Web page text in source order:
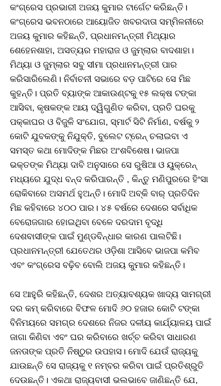
କଂଗ୍ରେସ ପ୍ରଭାରୀ ଅଜୟ କୁମାର ଟାର୍ଗେଟ କରିଛନ୍ତି।
କଂଗ୍ରେସ ଭବନଠାରେ ଆୟୋଜିତ ଖବରଦାତା ସମ୍ମିଳନୀରେ
ଅଜୟ କୁମାର କହିଛନ୍ତି, ପ୍ରଧାନମନ୍ତ୍ରୀ ମିଥ୍ୟାର
ଶେହେନଶାହା, ଅସତ୍ୟର ମହାରାଜ ଓ ଜୁମ୍‌ଲାର ବାଦଶାହା।
ମିଥ୍ୟା ଓ ଜୁମ୍‌ଲାର ସବୁ ସୀମା ପ୍ରଧାନମନ୍ତ୍ରୀ ପାର
କରିସାରିଲେଣି। ନିର୍ବାଚନୀ ସଭାରେ ବଡ଼ ପାଟିରେ ସେ ମିଛ
କୁହନ୍ତି। ପ୍ରତି ବ୍ୟାଙ୍କ ଆକାଉଣ୍ଟକୁ ୧୫ ଲକ୍ଷ ଟଙ୍କା
ଆସିବା, କୃଷକଙ୍କ ଆୟ ଦ୍ୱିଗୁଣିତ କରିବା, ପ୍ରତି ଘରକୁ
ପକ୍କାଘର ଓ ବିଜୁଳି ସଂଯୋଗ, ସ୍ମାର୍ଟ ସିଟି ନିର୍ମାଣ, ବର୍ଷକୁ ୨
କୋଟି ଯୁବକଙ୍କୁ ନିଯୁକ୍ତି, ବୁଲେଟ ଟ୍ରେନ୍‌ ଚଲାଇବା ଏ
ସମସ୍ତ କଥା ମୋଦିଙ୍କ ମିଛର ଅଂଶବିଶେଷ। ଭାଜପା
ଭକ୍ତଙ୍କ ମିଥ୍ୟା ଦାବି ଅନୁସାରେ ସେ ରୁଷିଆ ଓ ୟୁକ୍ରେନ୍‌
ମଧ୍ୟରେ ଯୁଦ୍ଧ ବନ୍ଦ କରିପାରନ୍ତି , କିନ୍ତୁ ମଣିପୁରରେ ହିଂସା
ରୋକିବାରେ ଅସମର୍ଥ ହୁଅନ୍ତି। ମୋଦି ଅବ୍‌କି ବାର୍‌ ପ୍ରତିଦିନ
ମିଛ କହିବାରେ ୪୦୦ ପାର। ୪୫ ବର୍ଷରେ ଦେଶରେ ସର୍ବାଧିକ
ବେରୋଜଗାର ହୋଇଥିବା ବେଳେ ଦରଦାମ ବୃଦ୍ଧି
ଦେଶବାସୀଙ୍କ ପାଇଁ ମୁଣ୍ଡବିନ୍ଧାର କାରଣ ପାଲଟିଛି।
ପ୍ରଧାନମନ୍ତ୍ରୀ ଯେତେଥର ଓଡ଼ିଶା ଆସିବେ ଭାଜପା କମିବ
ଏବଂ କଂଗ୍ରେସ ବଢ଼ିବ ବୋଲି ଅଜୟ କୁମାର କହିଛନ୍ତି।
ସେ ଆହୁରି କହିଛନ୍ତି, ଦେଶର ଅତ୍ୟାବଶ୍ୟକ ଖାଦ୍ୟ ସାମଗ୍ରୀ
ଦର କମ୍‌ କରିବାରେ ବିଫଳ ମୋଦି ୬୦ ହଜାର କୋଟି ଟଙ୍କା
ବିନିମୟରେ ସମଗ୍ର ଦେଶରେ ନିଜର ଦଳୀୟ କାର୍ଯ୍ୟାଳୟ ପାଇଁ
ଜାଗା କିଣିବା ଏବଂ ଘର କରିବାରେ ଖର୍ଚ୍ଚ କରିବା ସାଧାରଣ
ଜନତାଙ୍କ ପ୍ରତି ନିଷ୍ଠୁର ଉପହାସ। ମୋଦି ଯେଉଁ ରାଜ୍ୟକୁ
ଯାଉଛନ୍ତି ସେ ରାଜ୍ୟକୁ ୧ ନମ୍ବର କରିବା ପାଇଁ ପ୍ରତିଶ୍ରୁତି
ଦେଉଛନ୍ତି। ଏକଥା ରାଜ୍ୟବାସୀ ଭଲଭାବେ ଜାଣିଛନ୍ତି ଯେ,